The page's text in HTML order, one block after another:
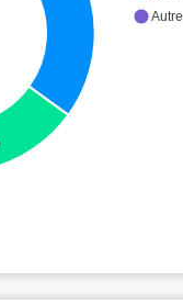
Autre